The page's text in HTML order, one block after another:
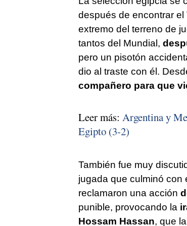
después de encontrar el
extremo del terreno de
tantos del Mundial,
pero un pisotón
dio al traste con él.
compañero para que
Leer más: Argentina y
Egipto (3-2)
También fue muy
jugada que culminó con
reclamaron una acción
punible, provocando la
Hossam Hassan, que